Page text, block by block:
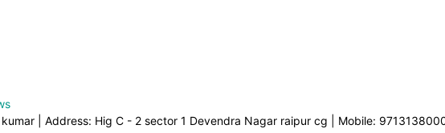
| Address: Hig C - 2 sector 1 Devendra Nagar raipur cg | Mobile: